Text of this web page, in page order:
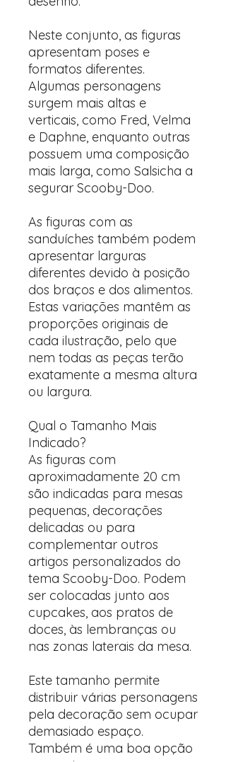
Neste conjunto, as figuras
apresentam poses e
formatos diferentes.
Algumas personagens
surgem mais altas e
verticais, como Fred, Velma
e Daphne, enquanto outras
possuem uma composição
mais larga, como Salsicha a
segurar Scooby-Doo.
As figuras com as
sanduíches também podem
apresentar larguras
diferentes devido à posição
dos braços e dos alimentos.
Estas variações mantêm as
proporções originais de
cada ilustração, pelo que
nem todas as peças terão
exatamente a mesma altura
ou largura.
Qual o Tamanho Mais
Indicado?
As figuras com
aproximadamente 20 cm
são indicadas para mesas
pequenas, decorações
delicadas ou para
complementar outros
artigos personalizados do
tema Scooby-Doo. Podem
ser colocadas junto aos
cupcakes, aos pratos de
doces, às lembranças ou
nas zonas laterais da mesa.
Este tamanho permite
distribuir várias personagens
pela decoração sem ocupar
demasiado espaço.
Também é uma boa opção